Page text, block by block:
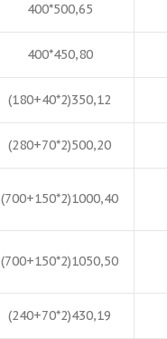
400*500,65
400*450,80
(180+40*2)350,12
(280+70*2)500,20
(700+150*2)1000,40
(700+150*2)1050,50
(240+70*2)430,19